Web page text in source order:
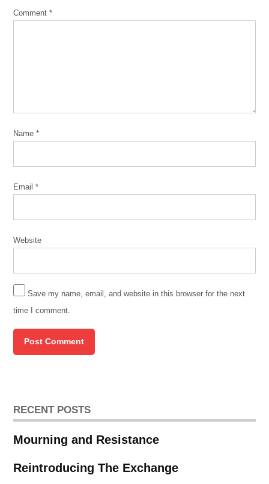
Comment*
Name*
Email*
Website
Save my name, email, and website in this browser for the next
time I comment.
RECENT POSTS
Mourning and Resistance
Reintroducing The Exchange